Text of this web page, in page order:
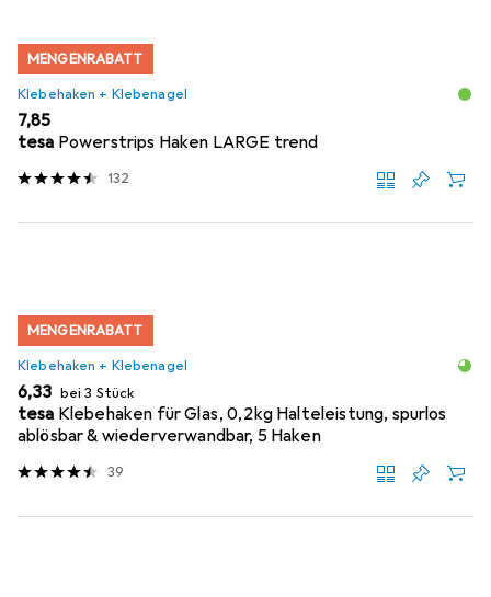
MENGENRABATT
Klebehaken + Klebenagel
EUR
7,85
tesa Powerstrips Haken LARGE trend
132
MENGENRABATT
Klebehaken + Klebenagel
EUR
6,33 bei 3 Stück
tesa Klebehaken für Glas, 0,2kg Halteleistung, spurlos
ablösbar & wiederverwandbar, 5 Haken
39